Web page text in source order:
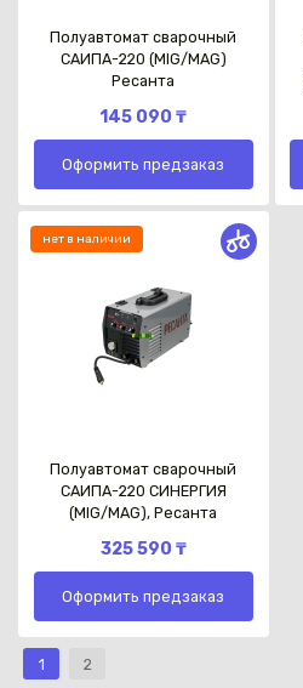
Полуавтомат сварочный
САИПА-220 (MIG/MAG)
Ресанта
145 090 ₸
Оформить предзаказ
нет в наличии
Полуавтомат сварочный
САИПА-220 СИНЕРГИЯ
(MIG/MAG), Ресанта
325 590 ₸
Оформить предзаказ
1 2